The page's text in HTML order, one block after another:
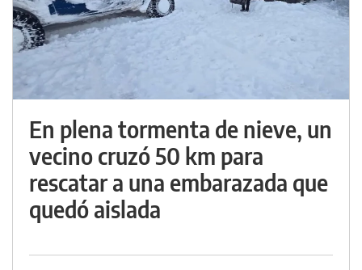
En plena tormenta de nieve, un
vecino cruzó 50 km para
rescatar a una embarazada que
quedó aislada